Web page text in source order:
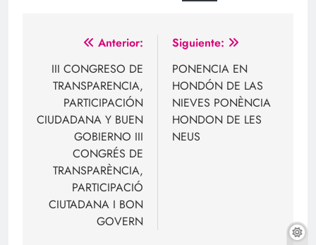
Navegación
de
entradas
Anterior:
III CONGRESO DE
TRANSPARENCIA,
PARTICIPACIÓN
CIUDADANA Y BUEN
GOBIERNO III
CONGRÉS DE
TRANSPARÈNCIA,
PARTICIPACIÓ
CIUTADANA I BON
GOVERN
Siguiente:
PONENCIA EN
HONDÓN DE LAS
NIEVES PONÈNCIA
HONDON DE LES
NEUS